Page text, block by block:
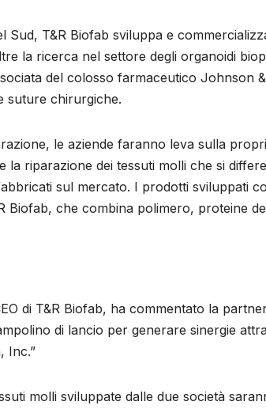
Sud, T&R Biofab sviluppa e
la ricerca nel settore degli organoidi
del colosso farmaceutico Johnson
suture chirurgiche.
le aziende faranno leva sulla
la riparazione dei tessuti molli che si
sul mercato. I prodotti sviluppati
Biofab, che combina polimero, proteine
di T&R Biofab, ha commentato la
di lancio per generare sinergie
Inc.”
molli sviluppate dalle due società